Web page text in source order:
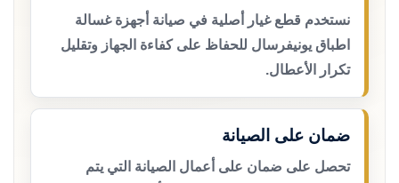
نستخدم قطع غيار أصلية في صيانة أجهزة غسالة
اطباق يونيفرسال للحفاظ على كفاءة الجهاز وتقليل
تكرار الأعطال.
ضمان على الصيانة
تحصل على ضمان على أعمال الصيانة التي يتم